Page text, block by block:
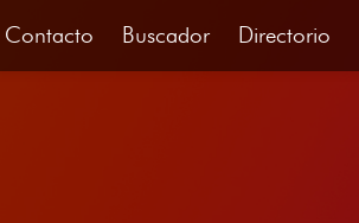
Contacto Buscador Directorio